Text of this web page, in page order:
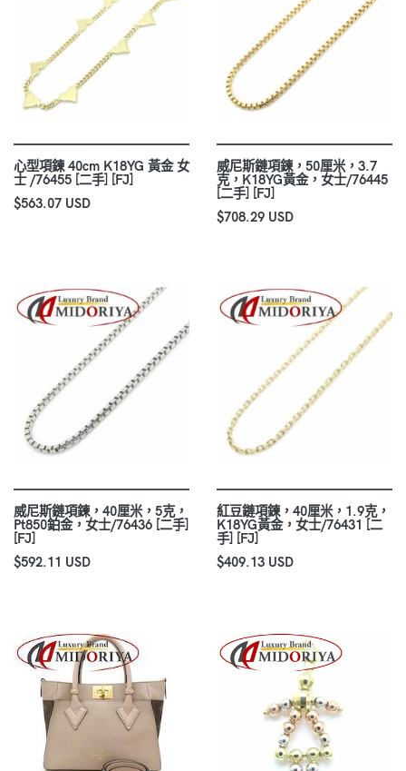
心型項鍊 40cm K18YG 黃金 女
士 /76455 [二手] [FJ]
$563.07 USD
威尼斯鏈項鍊，50厘米，3.7
克，K18YG黃金，女士/76445
[二手] [FJ]
$708.29 USD
威尼斯鏈項鍊，40厘米，5克，
Pt850鉑金，女士/76436 [二手]
[FJ]
$592.11 USD
紅豆鏈項鍊，40厘米，1.9克，
K18YG黃金，女士/76431 [二
手] [FJ]
$409.13 USD